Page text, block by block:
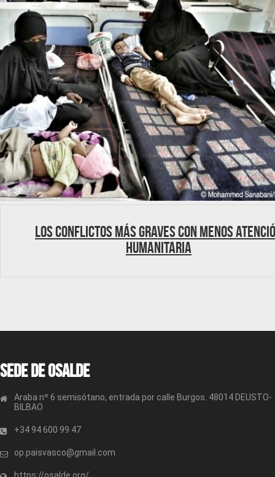
Los conflictos más graves con menos
humanitaria
Sede de OSALDE
Araba nº 6 semisótano, entrada por calle Burgos. 48014 DEUSTO-
BILBAO
+34 94 600 99 47
op.paisvasco@gmail.com